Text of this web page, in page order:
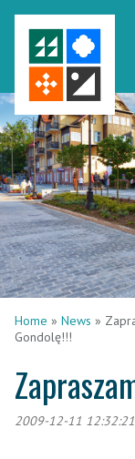
Home » News »
Gondolę!!!
2009-12-11 12:32:21